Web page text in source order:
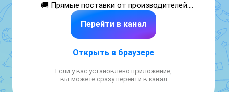
🚚 Прямые поставки от производителей.
📍 Москва и область.
📏 Замер и дизайн-проект бесплатно.
☎️ Дизайнер: +7(916) 919-71-75
https://mebelgud.ru/design.php
Перейти в канал
Открыть в браузере
Если у вас установлено приложение,
вы можете сразу перейти в канал